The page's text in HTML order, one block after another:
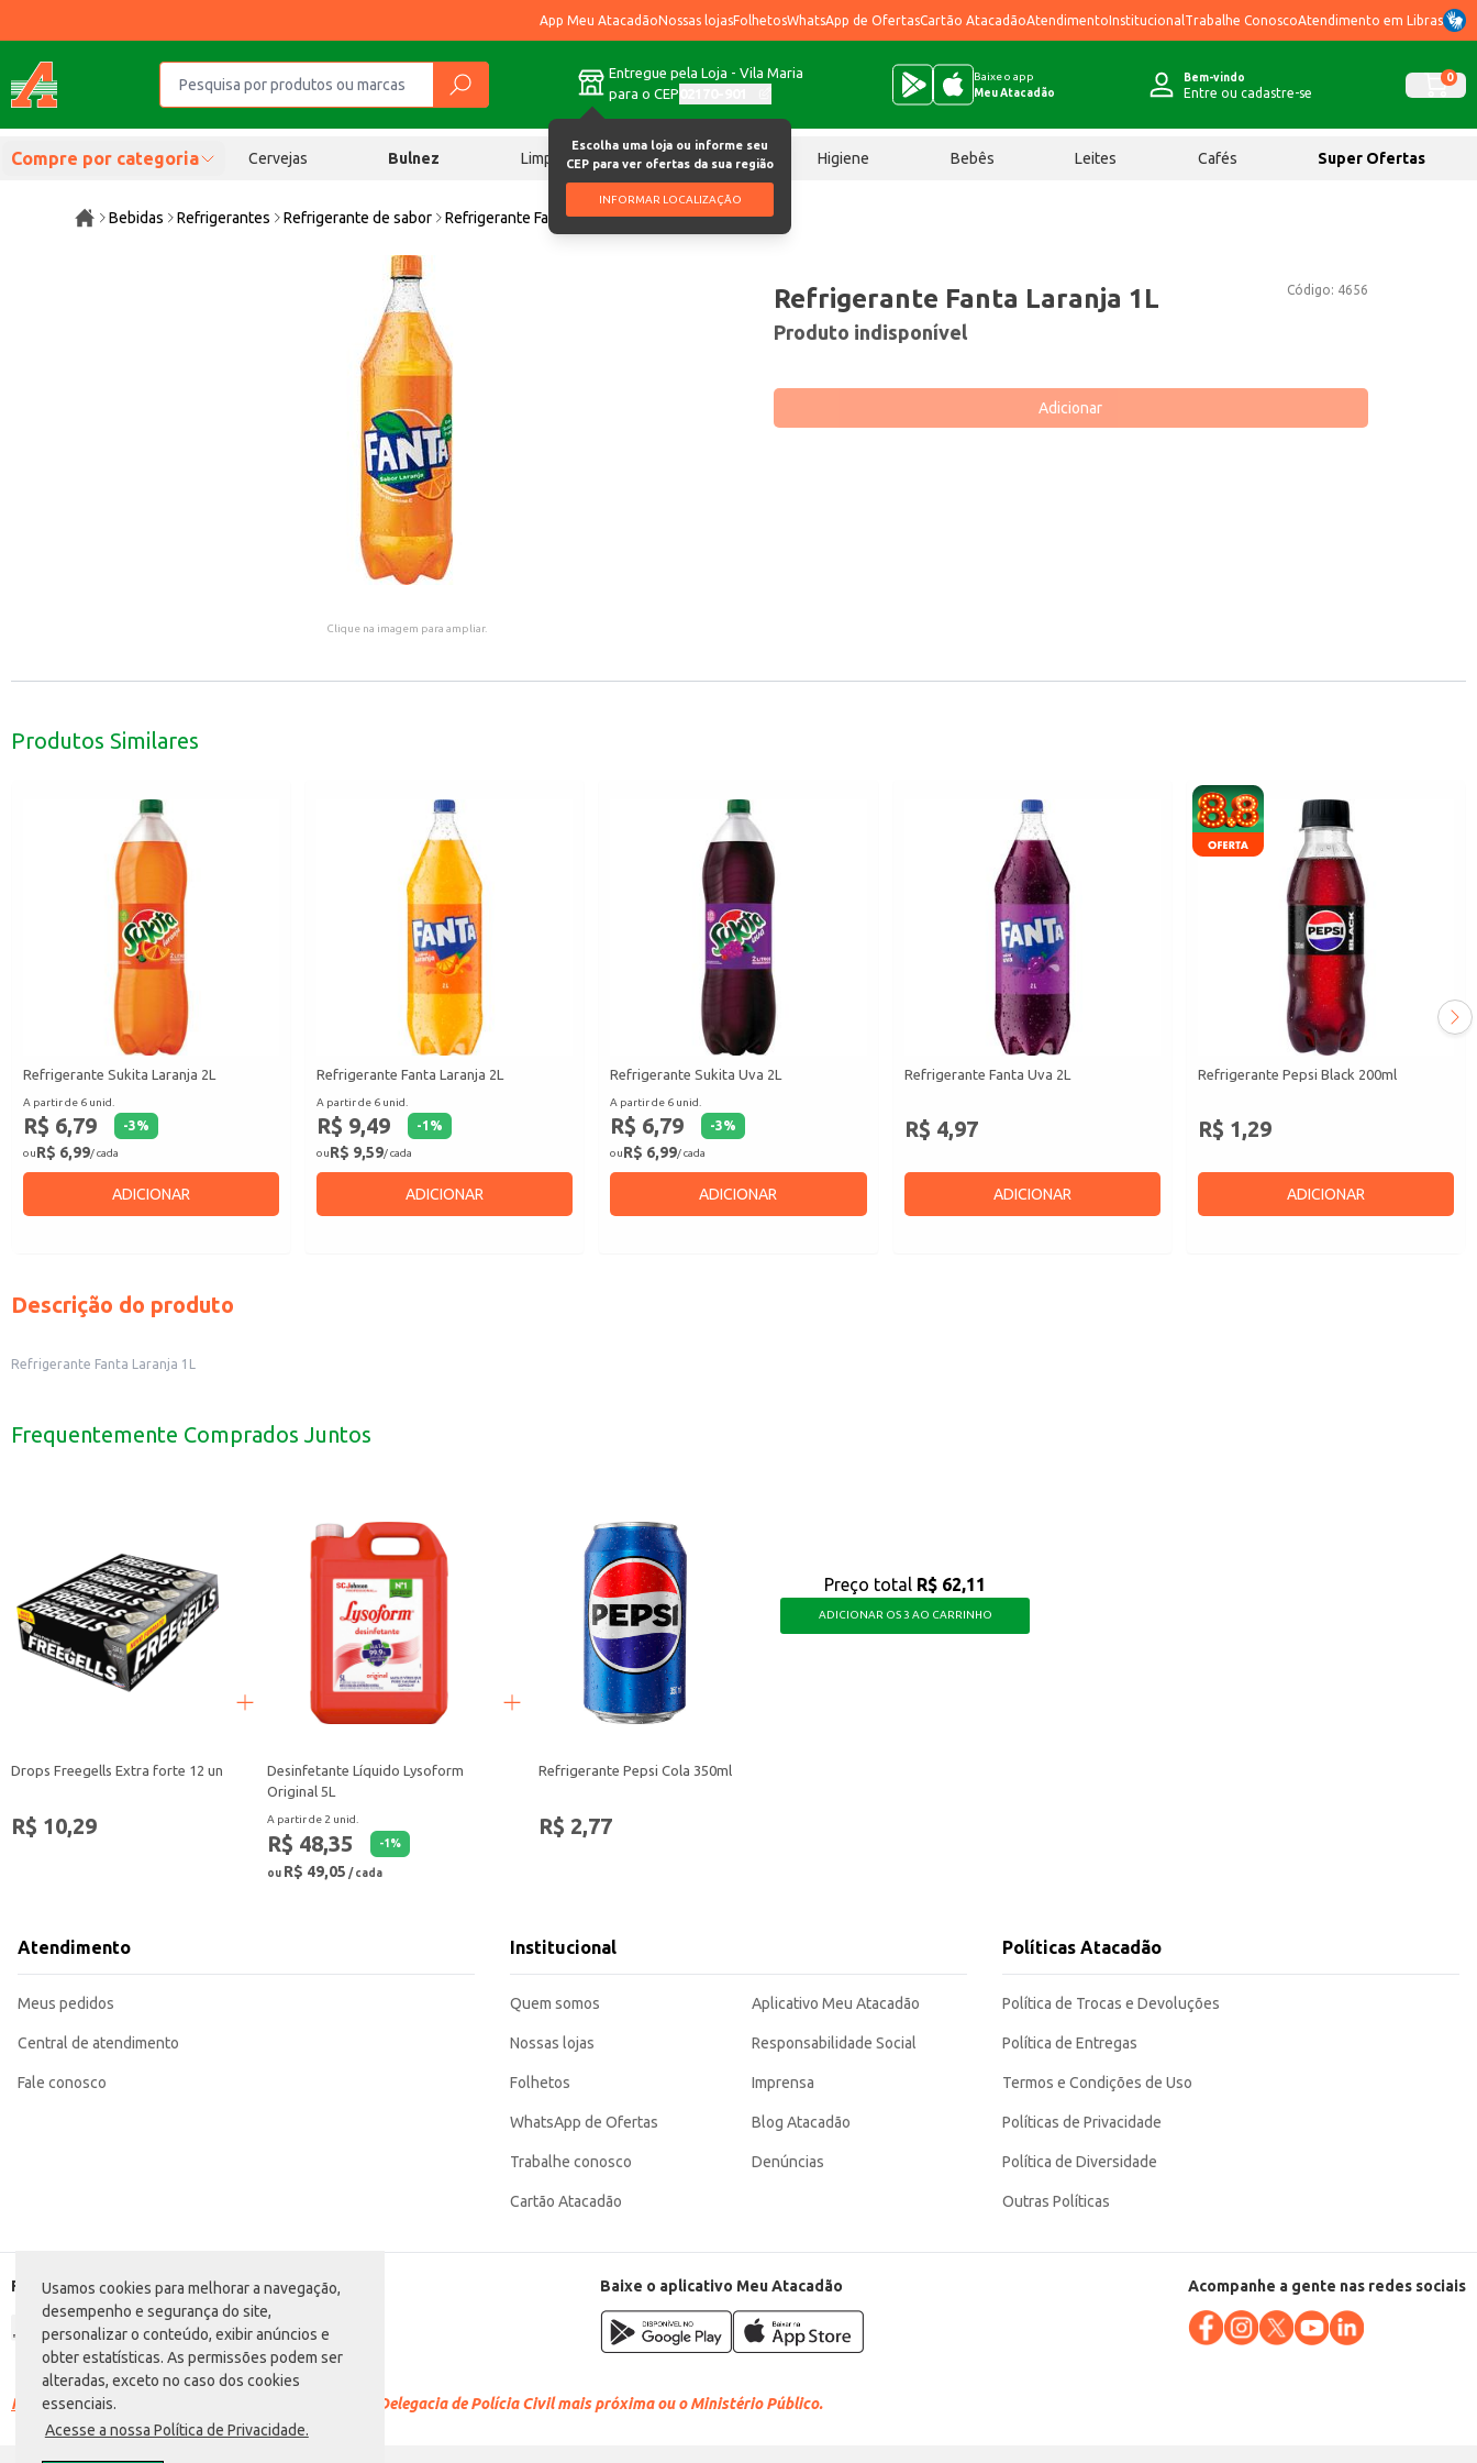
Usamos cookies para melhorar a navegação,
desempenho e segurança do site,
personalizar o conteúdo, exibir anúncios e
obter estatísticas. As permissões podem ser
alteradas, exceto no caso dos cookies
essenciais.
Acesse a nossa Política de Privacidade.
App Meu AtacadãoNossas lojasFolhetosWhatsApp de OfertasCartão AtacadãoAtendimentoInstitucional Trabalhe ConoscoAtendimento em Libras
Entregue pela Loja - Vila Maria
para o CEP
Escolha uma loja ou informe seu
CEP para ver ofertas da sua região
INFORMAR LOCALIZAÇÃO
Baixe o app
Meu Atacadão
Bem-vindo
Entre ou cadastre-se
0
Compre por categoria Cervejas Bulnez Limpeza Chocolates Higiene Bebês Leites Cafés Super Ofertas
Bebidas Refrigerantes Refrigerante de sabor Refrigerante Fanta Laranja 1L
Clique na imagem para ampliar.
Código: 4656
Refrigerante Fanta Laranja 1L
Produto indisponível
Adicionar
Produtos Similares
Refrigerante Sukita Laranja 2L
A partir de 6 unid.
R$ 6,79 -3%
ouR$ 6,99/ cada
ADICIONAR
Refrigerante Fanta Laranja 2L
A partir de 6 unid.
R$ 9,49 -1 %
ouR$ 9,59/ cada
ADICIONAR
Refrigerante Sukita Uva 2L
A partir de 6 unid.
R$ 6,79 -3%
ouR$ 6,99/ cada
ADICIONAR
Refrigerante Fanta Uva 2L
R$ 4,97
ADICIONAR
Refrigerante Pepsi Black 200ml
R$ 1,29
ADICIONAR
Descrição do produto
Refrigerante Fanta Laranja 1L
Frequentemente Comprados Juntos
Drops Freegells Extra forte 12 un
R$ 10,29
Desinfetante Líquido Lysoform
Original 5L
A partir de 2 unid.
R$ 48,35 -1 %
ou R$ 49,05 / cada
Refrigerante Pepsi Cola 350ml
R$ 2,77
Preço total R$ 62,11
ADICIONAR OS 3 AO CARRINHO
Atendimento
Meus pedidos
Central de atendimento
Fale conosco
Institucional
Quem somos
Nossas lojas
Folhetos
WhatsApp de Ofertas
Trabalhe conosco
Cartão Atacadão
Aplicativo Meu Atacadão
Responsabilidade Social
Imprensa
Blog Atacadão
Denúncias
Políticas Atacadão
Política de Trocas e Devoluções
Política de Entregas
Termos e Condições de Uso
Políticas de Privacidade
Política de Diversidade
Outras Políticas
Formas de pagamento Baixe o aplicativo Meu Atacadão Acompanhe a gente nas redes sociais
Racismo é crime. Denuncie. Disque 100 ou procure a Delegacia de Polícia Civil mais próxima ou o Ministério Público.